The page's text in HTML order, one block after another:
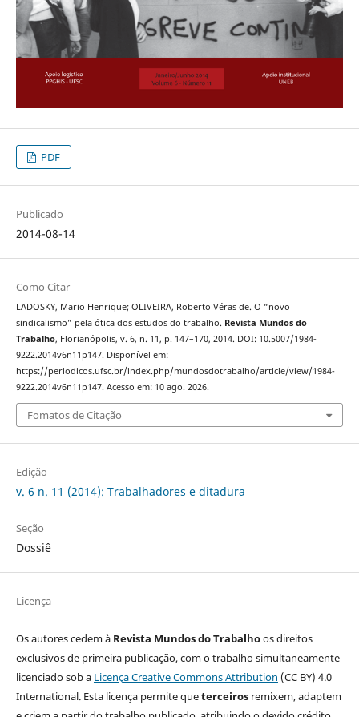
PDF
Publicado
2014-08-14
Como Citar
LADOSKY, Mario Henrique; OLIVEIRA, Roberto Véras de. O “novo
sindicalismo” pela ótica dos estudos do trabalho. Revista Mundos do
Trabalho, Florianópolis, v. 6, n. 11, p. 147–170, 2014. DOI: 10.5007/1984-
9222.2014v6n11p147. Disponível em:
https://periodicos.ufsc.br/index.php/mundosdotrabalho/article/view/1984-
9222.2014v6n11p147. Acesso em: 10 ago. 2026.
Fomatos de Citação
Edição
v. 6 n. 11 (2014): Trabalhadores e ditadura
Seção
Dossiê
Licença
Os autores cedem à Revista Mundos do Trabalhoos direitos
exclusivos de primeira publicação, com o trabalho simultaneamente
licenciado sob a Licença Creative Commons Attribution (CC BY) 4.0
International. Esta licença permite queterceirosremixem, adaptem